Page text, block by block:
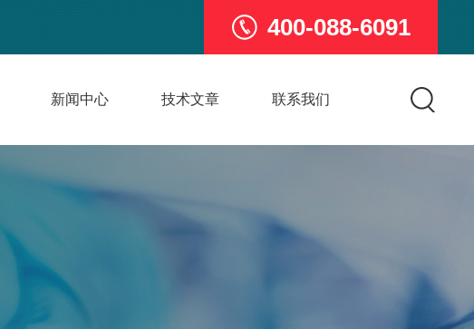
400-088-6091
新闻中心 技术文章 联系我们